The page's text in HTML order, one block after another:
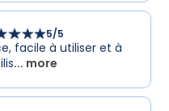
5/5
facile à utiliser et à
... more